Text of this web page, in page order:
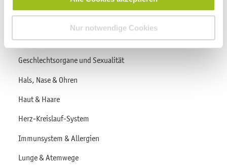
Nur notwendige Cookies
Augen
Geschlechtsorgane und Sexualität
Hals, Nase & Ohren
Haut & Haare
Herz-Kreislauf-System
Immunsystem & Allergien
Lunge & Atemwege